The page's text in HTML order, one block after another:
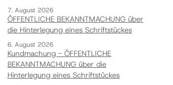
7. August 2026
ÖFFENTLICHE BEKANNTMACHUNG über
die Hinterlegung eines Schriftstückes
6. August 2026
Kundmachung - ÖFFENTLICHE
BEKANNTMACHUNG über die
Hinterlegung eines Schriftstückes